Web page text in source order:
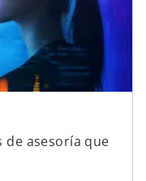
de asesoría que